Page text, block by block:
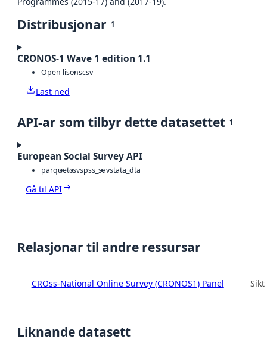
Distribusjonar 1
CRONOS-1 Wave 1 edition 1.1
Open lisenscsv
Last ned
API-ar som tilbyr dette datasettet 1
European Social Survey API
parquetcsvspss_savstata_dta
Gå til API
Relasjonar til andre ressursar
CROss-National Online Survey (CRONOS1) Panel
Liknande datasett